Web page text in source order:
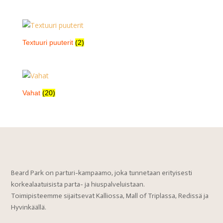
Textuuri puuterit (2)
Vahat (20)
Beard Park on parturi-kampaamo, joka tunnetaan erityisesti
korkealaatuisista parta- ja hiuspalveluistaan.
Toimipisteemme sijaitsevat Kalliossa, Mall of Triplassa, Redissä ja
Hyvinkäällä.